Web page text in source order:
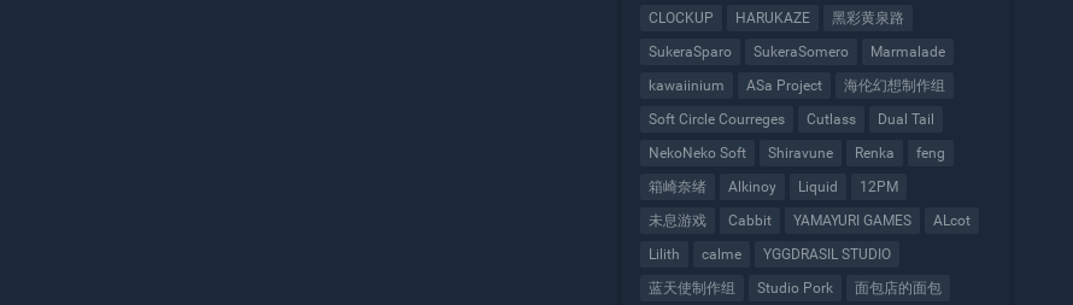
CLOCKUP
HARUKAZE
黑彩黄泉路
SukeraSparo
SukeraSomero
Marmalade
kawaiinium
ASa Project
海伦幻想制作组
Soft Circle Courreges
Cutlass
Dual Tail
NekoNeko Soft
Shiravune Renka
feng
箱崎奈绪
Alkinoy Liquid
12PM
未息游戏
Cabbit YAMAYURI GAMES
ALcot
Lilith
calme
YGGDRASIL STUDIO
蓝天使制作组
Studio Pork
面包店的面包